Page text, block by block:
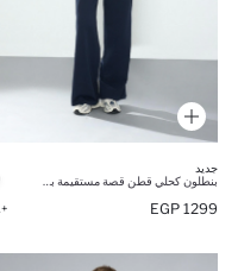
جديد
1299 EGP
+1